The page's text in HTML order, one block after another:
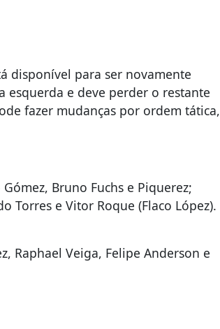
disponível para ser novamente
esquerda e deve perder o restante
fazer mudanças por ordem tática,
Bruno Fuchs e Piquerez;
Torres e Vitor Roque (Flaco López).
Raphael Veiga, Felipe Anderson e